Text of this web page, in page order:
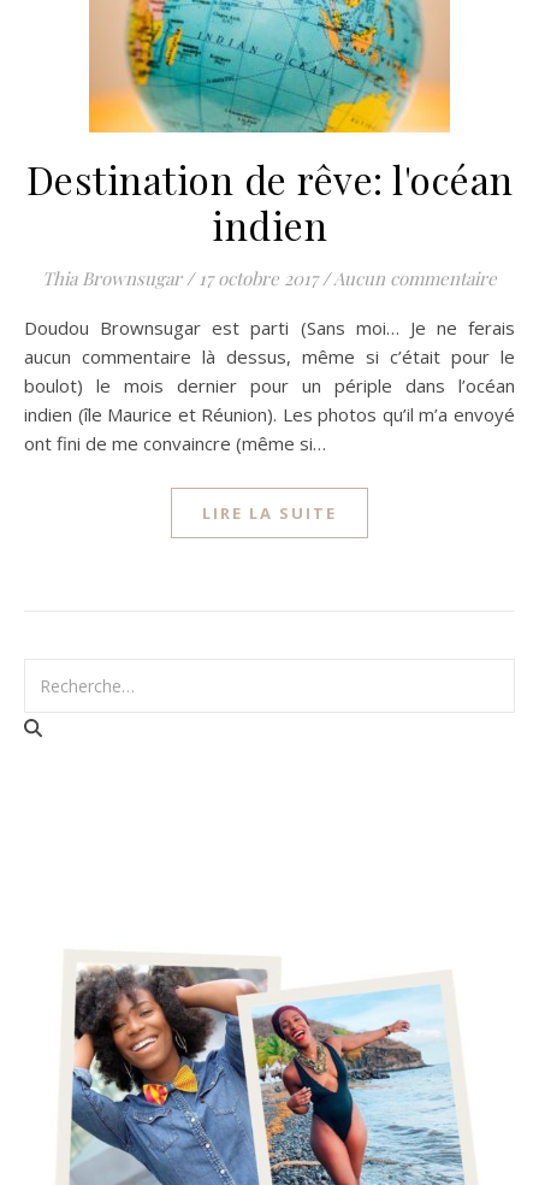
Destination de rêve: l'océan
indien
Thia Brownsugar / 17 octobre 2017 /Aucun commentaire
Doudou Brownsugar est parti (Sans moi… Je ne ferais
aucun commentaire là dessus, même si c’était pour le
boulot) le mois dernier pour un périple dans l’océan
indien (île Maurice et Réunion). Les photos qu’il m’a envoyé
ont fini de me convaincre (même si…
LIRE LA SUITE